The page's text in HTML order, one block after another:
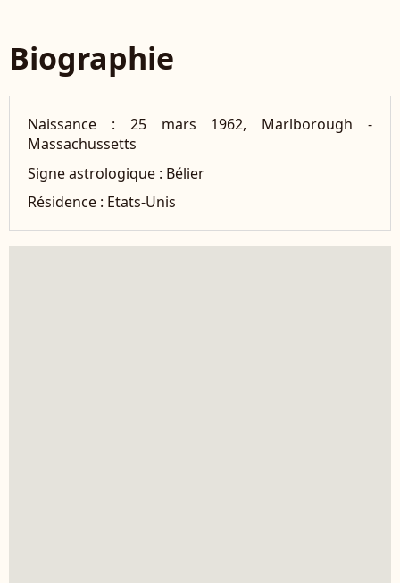
Biographie
Naissance : 25 mars 1962, Marlborough -
Massachussetts
Signe astrologique : Bélier
Résidence : Etats-Unis